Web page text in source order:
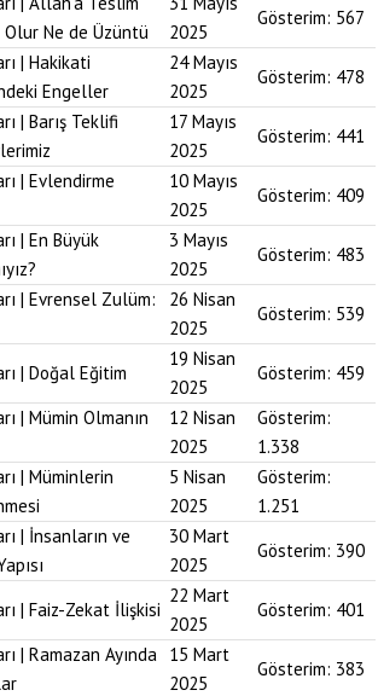
Ne de Üzüntü
2025
Gösterim: 567
| Hakikati
Engeller
24 Mayıs
2025
Gösterim: 478
| Barış Teklifi
17 Mayıs
2025
Gösterim: 441
| Evlendirme
10 Mayıs
2025
Gösterim: 409
| En Büyük
3 Mayıs
2025
Gösterim: 483
| Evrensel Zulüm:
26 Nisan
2025
Gösterim: 539
| Doğal Eğitim
19 Nisan
2025
Gösterim: 459
| Mümin Olmanın
12 Nisan
2025
Gösterim:
1.338
| Müminlerin
5 Nisan
2025
Gösterim:
1.251
| İnsanların ve
30 Mart
2025
Gösterim: 390
| Faiz-Zekat İlişkisi
22 Mart
2025
Gösterim: 401
| Ramazan Ayında 15 Mart
2025
Gösterim: 383